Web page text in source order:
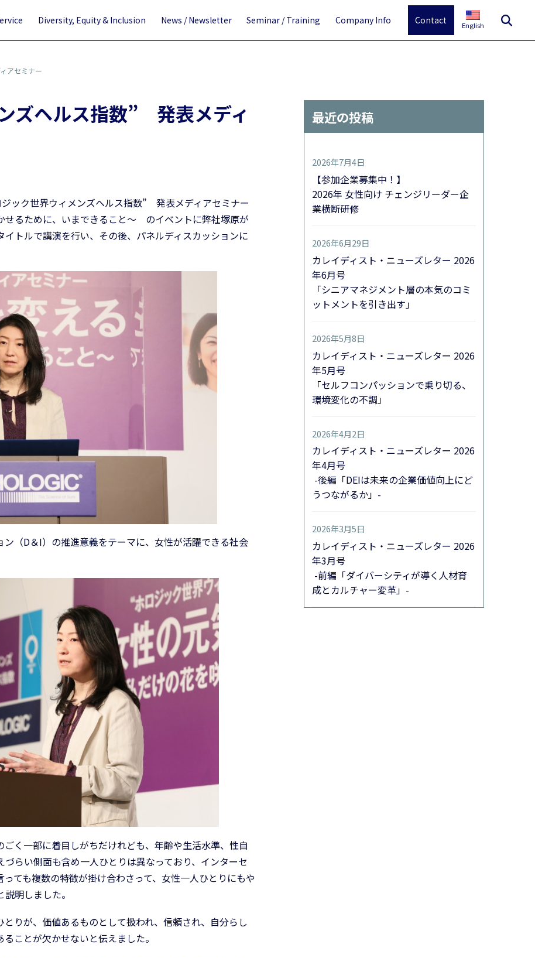
Diversity, Equity & Inclusion News / Newsletter Seminar / Training Company Info Contact English
アセミナー
ズヘルス指数” 発表メディ
ック世界ウィメンズヘルス指数” 発表メディアセミナー
せるために、いまできること～ のイベントに弊社塚原が
トルで講演を行い、その後、パネルディスカッションに
（D＆I）の推進意義をテーマに、女性が活躍できる社会
く一部に着目しがちだけれども、年齢や生活水準、性自
らい側面も含め一人ひとりは異なっており、インターセ
ても複数の特徴が掛け合わさって、女性一人ひとりにもや
明しました。
りが、価値あるものとして扱われ、信頼され、自分らし
ことが欠かせないと伝えました。
最近の投稿
【参加企業募集中！】
2026年 女性向け チェンジリーダー企
業横断研修
2026年7月4日
カレイディスト・ニューズレター 2026
年6月号
「シニアマネジメント層の本気のコミ
ットメントを引き出す」
2026年6月29日
カレイディスト・ニューズレター 2026
年5月号
「セルフコンパッションで乗り切る、
環境変化の不調」
2026年5月8日
カレイディスト・ニューズレター 2026
年4月号
-後編「DEIは未来の企業価値向上にど
うつながるか」-
2026年4月2日
カレイディスト・ニューズレター 2026
年3月号
-前編「ダイバーシティが導く人材育
成とカルチャー変革」-
2026年3月5日